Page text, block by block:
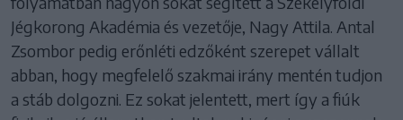
Jégkorong Akadémia és vezetője, Nagy Attila. Antal
Zsombor pedig erőnléti edzőként szerepet vállalt
abban, hogy megfelelő szakmai irány mentén tudjon
a stáb dolgozni. Ez sokat jelentett, mert így a fiúk